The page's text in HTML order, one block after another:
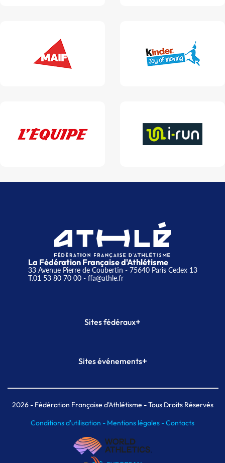
La Fédération Française d'Athlétisme
33 Avenue Pierre de Coubertin - 75640 Paris Cedex 13
T.01 53 80 70 00- ffa@athle.fr
Sites fédéraux+
Plateforme Formation
Sites événements+
Meeting de Paris indoor
MAIF Ekiden de Paris
2026- Fédération Française d'Athlétisme - Tous Droits Réservés
Conditions d'utilisation - Mentions légales -Contacts